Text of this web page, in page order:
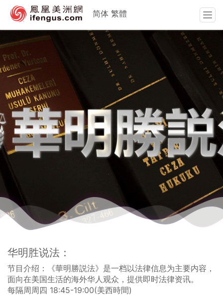
华明胜说法：
节目介绍：《華明勝説法》是一档以法律信息为主要内容，
面向在美国生活的海外华人观众，提供即时法律资讯。
每隔周周四 18:45-19:00(美西時間)
简体 繁體
T
o
g
l
e
i
g
a
i